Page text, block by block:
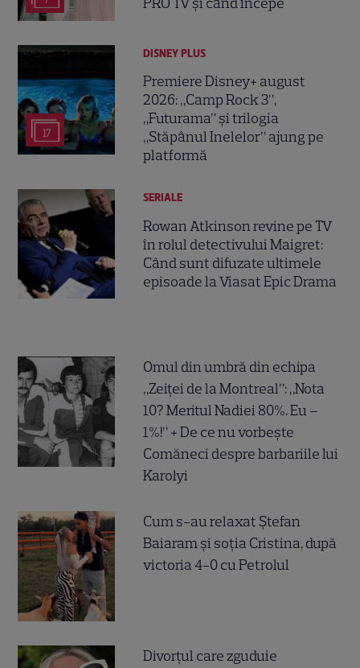
PRO TV și când începe
17
DISNEY PLUS
Premiere Disney+ august
2026: „Camp Rock 3”,
„Futurama” și trilogia
„Stăpânul Inelelor” ajung pe
platformă
SERIALE
Rowan Atkinson revine pe TV
în rolul detectivului Maigret:
Când sunt difuzate ultimele
episoade la Viasat Epic Drama
Omul din umbră din echipa
„Zeiței de la Montreal”: „Nota
10? Meritul Nadiei 80%. Eu –
1%!” + De ce nu vorbește
Comăneci despre barbariile lui
Karolyi
Cum s-au relaxat Ștefan
Baiaram și soția Cristina, după
victoria 4-0 cu Petrolul
Divorțul care zguduie